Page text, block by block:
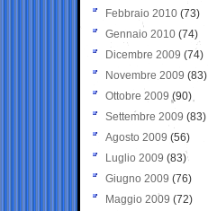
Febbraio 2010 (73)
Gennaio 2010 (74)
Dicembre 2009 (74)
Novembre 2009 (83)
Ottobre 2009 (90)
Settembre 2009 (83)
Agosto 2009 (56)
Luglio 2009 (83)
Giugno 2009 (76)
Maggio 2009 (72)